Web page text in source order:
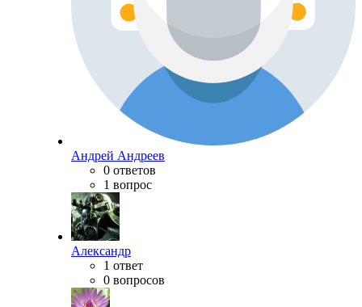
Андрей Андреев
0 ответов
1 вопрос
Александр
1 ответ
0 вопросов